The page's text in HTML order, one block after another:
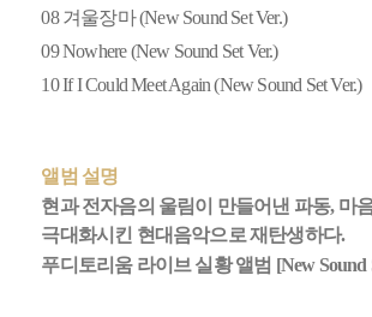
08겨울장마 (New Sound Set Ver.)
09Nowhere (New Sound Set Ver.)
10If I Could Meet Again (New Sound Set Ver.)
앨범 설명
현과 전자음의 울림이 만들어낸 파동, 마
극대화시킨 현대음악으로 재탄생하다.
푸디토리움 라이브 실황 앨범 [New Sound